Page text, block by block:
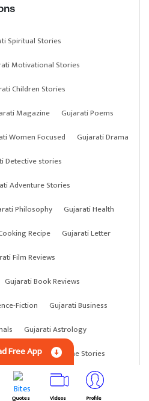
Spiritual Stories
Motivational Stories
Children Stories
Magazine
Gujarati Poems
Women Focused
Gujarati Drama
Detective stories
Adventure Stories
Philosophy
Gujarati Health
Recipe
Gujarati Letter
Film Reviews
Gujarati Book Reviews
Fiction
Gujarati Business
Gujarati Astrology
Gujarati Crime Stories
Free App
Quotes Videos Profile